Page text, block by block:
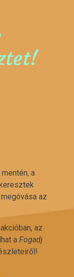
a
az
az
a Fogadj